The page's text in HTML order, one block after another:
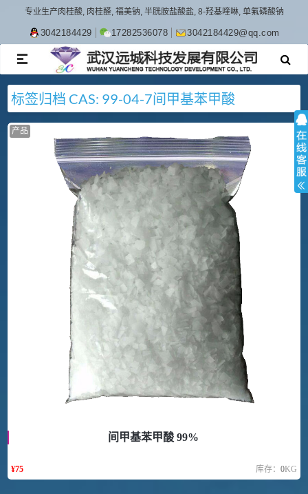
专业生产肉桂酸, 肉桂醛, 福美钠, 半胱胺盐酸盐, 8-羟基喹啉, 单氟磷酸钠
3042184429 17282536078 3042184429@qq.com
TOGGLE
NAVIGATION
标签归档 CAS: 99-04-7间甲基苯甲酸
产品
间甲基苯甲酸 99%
¥75 库存：0KG